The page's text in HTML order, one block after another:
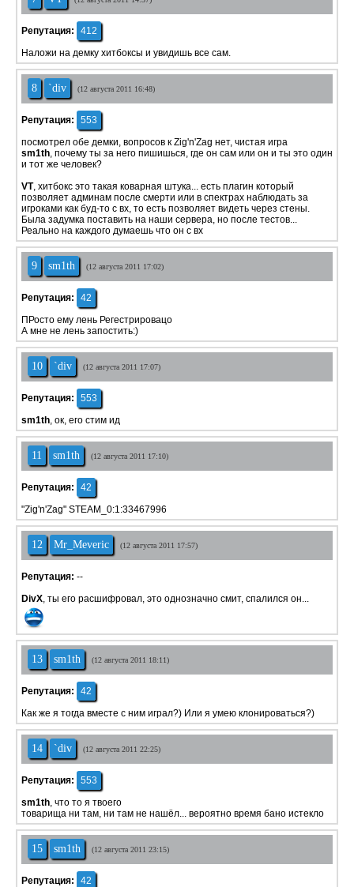
Репутация:
412
Наложи на демку хитбоксы и увидишь все сам.
8 `div (12 августа 2011 16:48)
Репутация:
553
посмотрел обе демки, вопросов к Zig'n'Zag нет, чистая игра
sm1th, почему ты за него пишишься, где он сам или он и ты это один
и тот же человек?
VT, хитбокс это такая коварная штука... есть плагин который
позволяет админам после смерти или в спектрах наблюдать за
игроками как буд-то с вх, то есть позволяет видеть через стены.
Была задумка поставить на наши сервера, но после тестов...
Реально на каждого думаешь что он с вх
9 sm1th (12 августа 2011 17:02)
Репутация:
42
ПРосто ему лень Регестрировацо
А мне не лень запостить:)
10 `div (12 августа 2011 17:07)
Репутация:
553
sm1th, ок, его стим ид
11 sm1th (12 августа 2011 17:10)
Репутация:
42
"Zig'n'Zag" STEAM_0:1:33467996
12 Mr_Meveric (12 августа 2011 17:57)
Репутация: --
DivX, ты его расшифровал, это однозначно смит, спалился он...
13 sm1th (12 августа 2011 18:11)
Репутация:
42
Как же я тогда вместе с ним играл?) Или я умею клонироваться?)
14 `div (12 августа 2011 22:25)
Репутация:
553
sm1th, что то я твоего
товарища ни там, ни там не нашёл... вероятно время бано истекло
15 sm1th (12 августа 2011 23:15)
Репутация: 42